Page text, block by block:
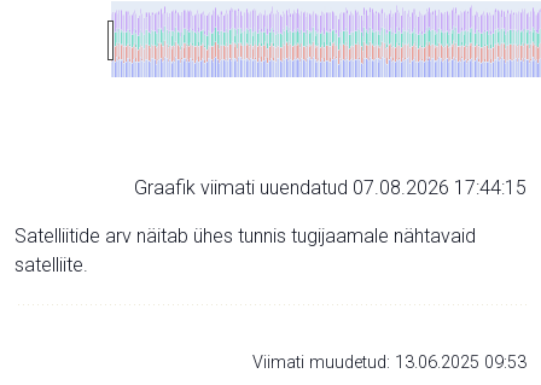
Graafik viimati uuendatud 07.08.2026 17:44:15
Satelliitide arv näitab ühes tunnis tugijaamale nähtavaid
satelliite.
Viimati muudetud: 13.06.2025 09:53